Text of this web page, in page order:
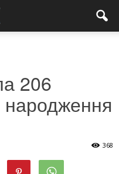
206
народження
368